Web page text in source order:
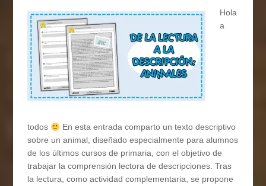
Hola
a
todos
En esta entrada comparto un texto descriptivo
sobre un animal, diseñado especialmente para alumnos
de los últimos cursos de primaria, con el objetivo de
trabajar la comprensión lectora de descripciones. Tras
la lectura, como actividad complementaria, se propone